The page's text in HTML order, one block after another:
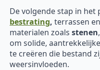
De volgende stap in het
bestrating, terrassen
materialen zoals stenen,
om solide,
te creëren die bestand
weersinvloeden.